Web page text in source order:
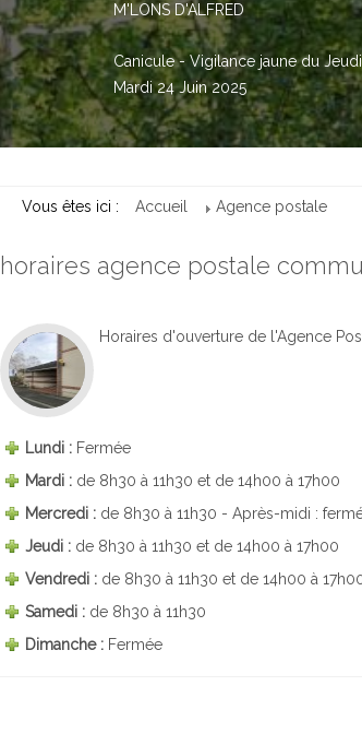
M'LONS D'ALFRED
Canicule - Vigilance jaune du Jeudi
Mardi 24 Juin 2025
Vous êtes ici : Accueil Agence postale
horaires agence postale
Horaires d'ouverture de l'Agence
Lundi : Fermée
Mardi : de 8h30 à 11h30 et de 14h00 à 17h00
Mercredi : de 8h30 à 11h30 - Après-midi :
Jeudi : de 8h30 à 11h30 et de 14h00 à 17h00
Vendredi : de 8h30 à 11h30 et de 14h00 à
Samedi : de 8h30 à 11h30
Dimanche : Fermée